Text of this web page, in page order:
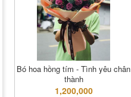
Bó hoa hồng tím - Tình yêu chân
thành
1,200,000